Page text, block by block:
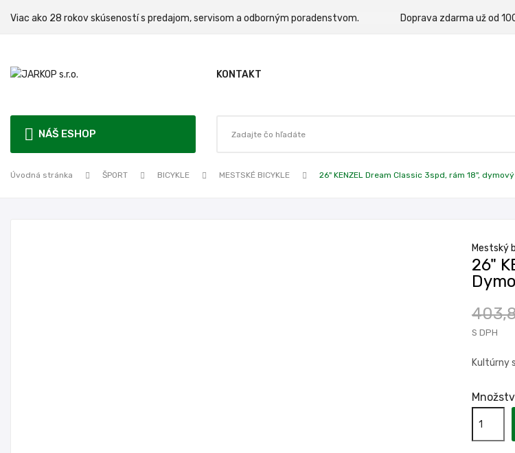
Viac ako 28 rokov skúseností s predajom, servisom a odborným poradenstvom.
Doprava zdarma už od
KONTAKT
NÁŠ ESHOP
Úvodná stránka ŠPORT BICYKLE MESTSKÉ BICYKLE 26" KENZEL Dream Classic 3spd, rám 18", dymový
Mestský
26"
S DPH
Kultúrny